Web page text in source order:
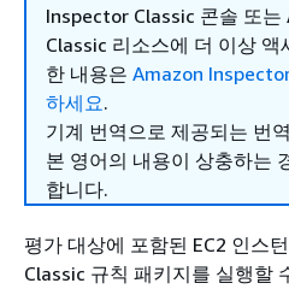
Inspector Classic 콘솔 또
Classic 리소스에 더 이상 액
한 내용은 Amazon
하세요.
기계 번역으로 제공되는 번
본 영어의 내용이 상충하는
합니다.
평가 대상에 포함된 EC2 인스
Classic 규칙 패키지를 실행할